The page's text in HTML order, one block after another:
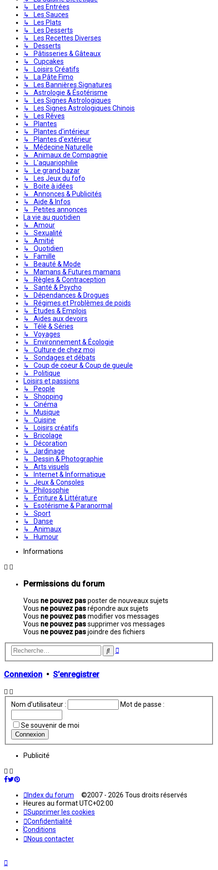
↳ Les Entrées
↳ Les Sauces
↳ Les Plats
↳ Les Desserts
↳ Les Recettes Diverses
↳ Desserts
↳ Pâtisseries & Gâteaux
↳ Cupcakes
↳ Loisirs Créatifs
↳ La Pâte Fimo
↳ Les Bannières Signatures
↳ Astrologie & Ésotérisme
↳ Les Signes Astrologiques
↳ Les Signes Astrologiques Chinois
↳ Les Rêves
↳ Plantes
↳ Plantes d'intérieur
↳ Plantes d'extérieur
↳ Médecine Naturelle
↳ Animaux de Compagnie
↳ L'aquariophilie
↳ Le grand bazar
↳ Les Jeux du fofo
↳ Boite à idées
↳ Annonces & Publicités
↳ Aide & Infos
↳ Petites annonces
La vie au quotidien
↳ Amour
↳ Sexualité
↳ Amitié
↳ Quotidien
↳ Famille
↳ Beauté & Mode
↳ Mamans & Futures mamans
↳ Règles & Contraception
↳ Santé & Psycho
↳ Dépendances & Drogues
↳ Régimes et Problèmes de poids
↳ Études & Emplois
↳ Aides aux devoirs
↳ Télé & Séries
↳ Voyages
↳ Environnement & Écologie
↳ Culture de chez moi
↳ Sondages et débats
↳ Coup de coeur & Coup de gueule
↳ Politique
Loisirs et passions
↳ People
↳ Shopping
↳ Cinéma
↳ Musique
↳ Cuisine
↳ Loisirs créatifs
↳ Bricolage
↳ Décoration
↳ Jardinage
↳ Dessin & Photographie
↳ Arts visuels
↳ Internet & Informatique
↳ Jeux & Consoles
↳ Philosophie
↳ Écriture & Littérature
↳ Esotérisme & Paranormal
↳ Sport
↳ Danse
↳ Animaux
↳ Humour
Informations
Permissions du forum
Vous ne pouvez pasposter de nouveaux sujets
Vous ne pouvez pasrépondre aux sujets
Vous ne pouvez pasmodifier vos messages
Vous ne pouvez passupprimer vos messages
Vous ne pouvez pasjoindre des fichiers
Rechercher
Recherche
Connexion • S’enregistrer
Nom d’utilisateur : Mot de passe :
Se souvenir de moi
Publicité
Index du forum ©2007 - 2026 Tous droits réservés
Heures au formatUTC+02:00
Supprimer les cookies
Confidentialité
Conditions
Nous contacter